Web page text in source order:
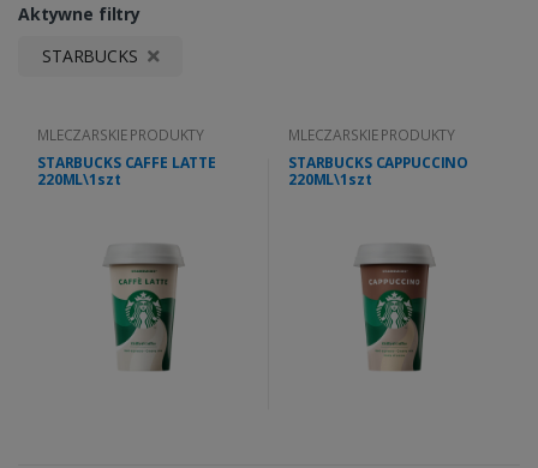
Aktywne filtry
STARBUCKS
MLECZARSKIE PRODUKTY
STARBUCKS CAFFE LATTE
220ML\1szt
MLECZARSKIE PRODUKTY
STARBUCKS CAPPUCCINO
220ML\1szt